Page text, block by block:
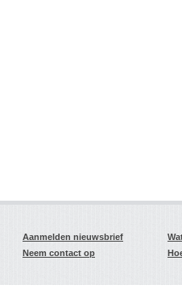
Aanmelden nieuwsbrief
Neem contact op